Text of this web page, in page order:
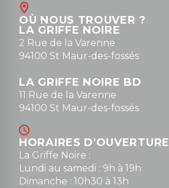
OÙ NOUS TROUVER ?
LA GRIFFE NOIRE
2 Rue de la Varenne
94100 St Maur-des-fossés
LA GRIFFE NOIRE BD
11 Rue de la Varenne
94100 St Maur-des-fossés
HORAIRES D'OUVERTURE
La Griffe Noire :
Lundi au samedi : 9h à 19h
Dimanche : 10h30 à 13h